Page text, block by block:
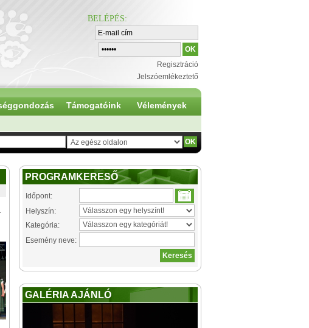
BELÉPÉS:
Regisztráció
Jelszóemlékeztető
Támogatóink Vélemények
PROGRAMKERESŐ
Időpont:
Helyszín:
Kategória:
Esemény neve:
GALÉRIA AJÁNLÓ